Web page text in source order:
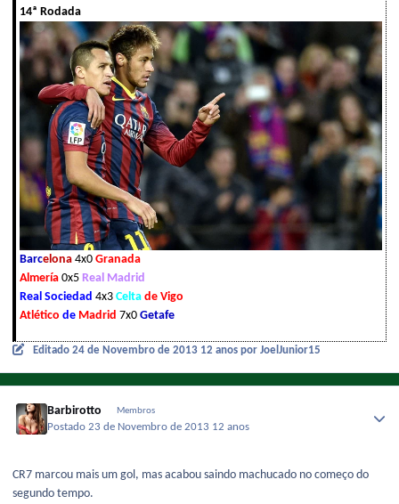
14ª Rodada
Barcelona 4x0 Granada
Almería 0x5 Real Madrid
Real Sociedad 4x3 Celta de Vigo
Atlético de Madrid 7x0 Getafe
Editado 24 de Novembro de 2013 12 anos por JoelJunior15
Barbirotto Membros
Postado23 de Novembro de 2013 12 anos
CR7 marcou mais um gol, mas acabou saindo machucado no começo do
segundo tempo.